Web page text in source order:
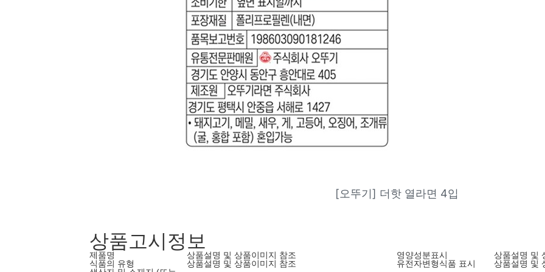
[오뚜기] 더핫 열라면 4입
상품고시정보
제품명 상품설명 및 상품이미지 참조 영양성분표시
상품설명 및
식품의 유형
상품설명 및 상품이미지 참조 유전자변형식품 표시
상품설명 및